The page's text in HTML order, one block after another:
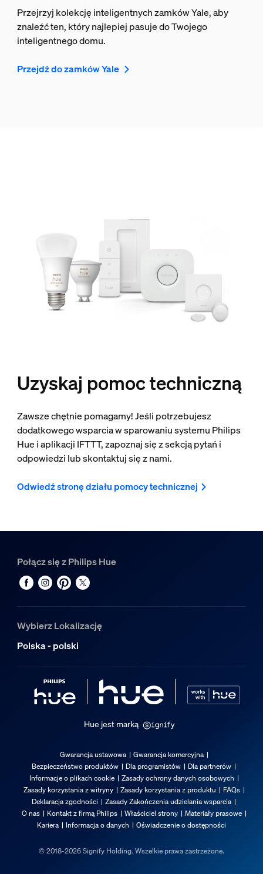
Przejrzyj kolekcję inteligentnych zamków Yale, aby
znaleźć ten, który najlepiej pasuje do Twojego
inteligentnego domu.
Przejdź do zamków Yale
Uzyskaj pomoc techniczną
Zawsze chętnie pomagamy! Jeśli potrzebujesz
dodatkowego wsparcia w sparowaniu systemu Philips
Hue i aplikacji IFTTT, zapoznaj się z sekcją pytań i
odpowiedzi lub skontaktuj się z nami.
Odwiedź stronę działu pomocy technicznej
Połącz się z Philips Hue
Wybierz Lokalizację
Polska - polski
Hue jest marką
Gwarancja ustawowa
Gwarancja komercyjna
Bezpieczeństwo produktów
Dla programistów
Dla partnerów
Informacje o plikach cookie
Zasady ochrony danych osobowych
Zasady korzystania z witryny
Zasady korzystania z produktu
FAQs
Deklaracja zgodności
Zasady Zakończenia udzielania wsparcia
O nas
Kontakt z firmą Philips Właściciel strony
Materiały prasowe
Kariera
Informacja o danych Oświadczenie o dostępności
© 2018-2026 Signify Holding. Wszelkie prawa zastrzeżone.